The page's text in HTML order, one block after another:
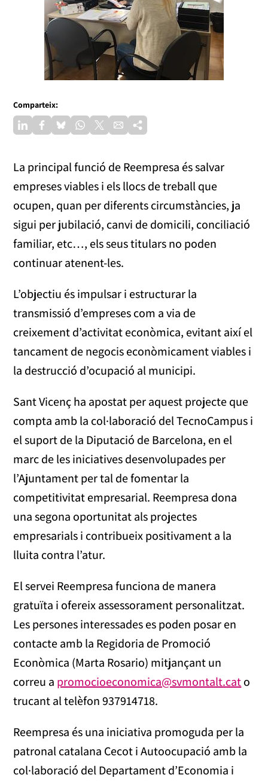
Comparteix:
La principal funció de Reempresa és salvar
empreses viables i els llocs de treball que
ocupen, quan per diferents circumstàncies, ja
sigui per jubilació, canvi de domicili, conciliació
familiar, etc…, els seus titulars no poden
continuar atenent-les.
L’objectiu és impulsar i estructurar la
transmissió d’empreses com a via de
creixement d’activitat econòmica, evitant així el
tancament de negocis econòmicament viables i
la destrucció d’ocupació al municipi.
Sant Vicenç ha apostat per aquest projecte que
compta amb la col·laboració del TecnoCampus i
el suport de la Diputació de Barcelona, en el
marc de les iniciatives desenvolupades per
l’Ajuntament per tal de fomentar la
competitivitat empresarial. Reempresa dona
una segona oportunitat als projectes
empresarials i contribueix positivament a la
lluita contra l’atur.
El servei Reempresa funciona de manera
gratuïta i ofereix assessorament personalitzat.
Les persones interessades es poden posar en
contacte amb la Regidoria de Promoció
Econòmica (Marta Rosario) mitjançant un
correu a promocioeconomica@svmontalt.cato
trucant al telèfon 937914718.
Reempresa és una iniciativa promoguda per la
patronal catalana Cecot i Autoocupació amb la
col·laboració del Departament d’Economia i